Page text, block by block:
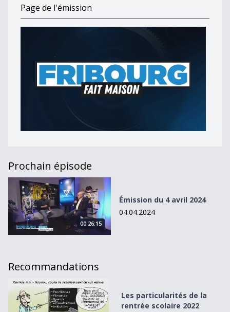
Page de l'émission
Prochain épisode
Émission du 4 avril 2024
00:26:15
Émission du 4 avril 2024
04.04.2024
Recommandations
Les particularités de la rentrée scolaire 2022
Les particularités de la
rentrée scolaire 2022